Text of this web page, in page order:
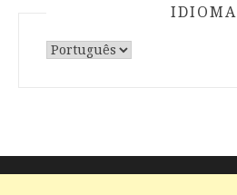
IDIOMA
Escolha